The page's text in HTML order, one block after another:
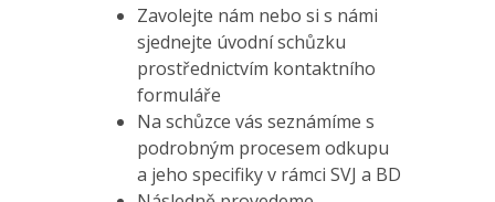
Zavolejte nám nebo si s námi
sjednejte úvodní schůzku
prostřednictvím kontaktního
formuláře
Na schůzce vás seznámíme s
podrobným procesem odkupu
a jeho specifiky v rámci SVJ a BD